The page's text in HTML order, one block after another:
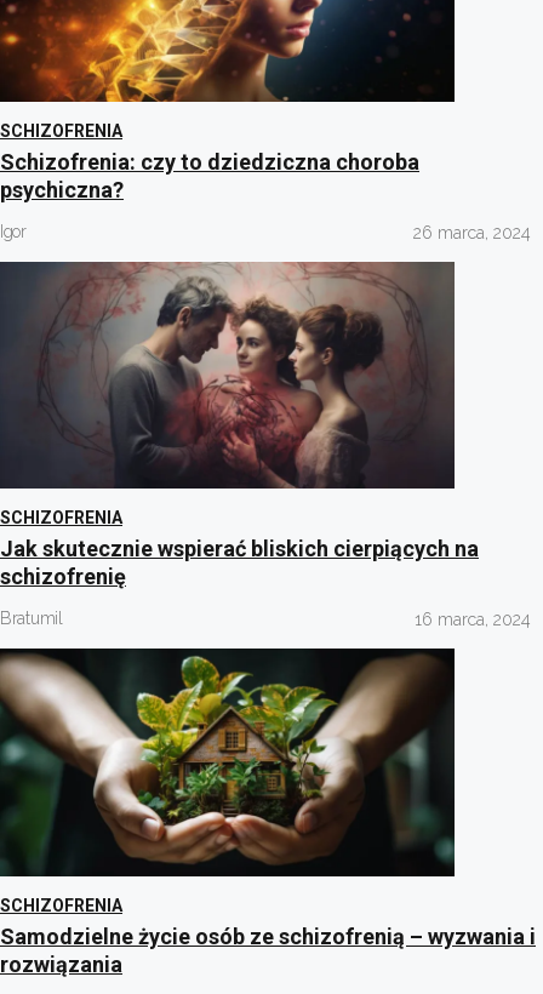
SCHIZOFRENIA
Schizofrenia: czy to dziedziczna choroba
psychiczna?
Igor 26 marca, 2024
SCHIZOFRENIA
Jak skutecznie wspierać bliskich cierpiących na
schizofrenię
Bratumil 16 marca, 2024
SCHIZOFRENIA
Samodzielne życie osób ze schizofrenią – wyzwania i
rozwiązania